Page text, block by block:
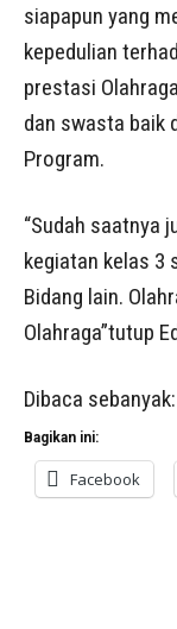
siapapun yang
kepedulian
prestasi
dan swasta baik
Program.
“Sudah saatnya
kegiatan kelas 3
Bidang lain.
Olahraga”tutup
Dibaca sebanyak:
Bagikan ini:
Facebook